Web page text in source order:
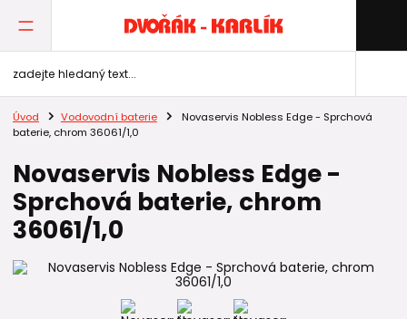
Úvod Vodovodní baterie
Novaservis Nobless Edge - Sprchová
baterie, chrom 36061/1,0
Novaservis Nobless Edge -
Sprchová baterie, chrom
36061/1,0